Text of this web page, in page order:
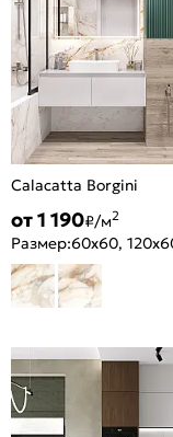
Calacatta Borgini
от 1 190₽/м2
Размер:60x60,